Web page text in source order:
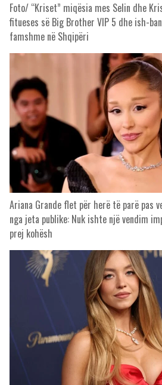
Foto/ “Kriset” miqësia mes Selin dhe
fitueses së Big Brother VIP 5 dhe ish-
famshme në Shqipëri
Ariana Grande flet për herë të parë pas
nga jeta publike: Nuk ishte një vendim
prej kohësh